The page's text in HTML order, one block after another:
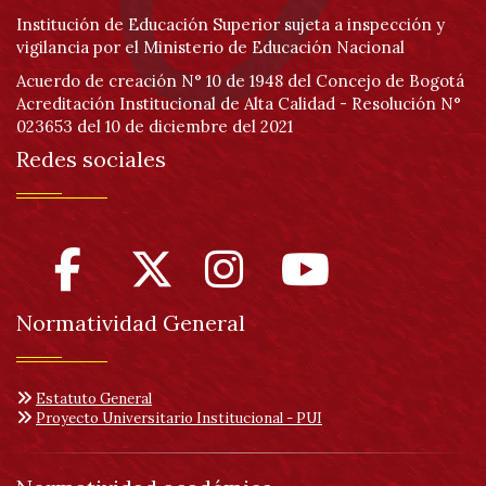
Institución de Educación Superior sujeta a inspección y
vigilancia por el Ministerio de Educación Nacional
Acuerdo de creación N° 10 de 1948 del Concejo de Bogotá
Acreditación Institucional de Alta Calidad - Resolución N°
023653 del 10 de diciembre del 2021
Redes sociales
Normatividad General
Estatuto General
Proyecto Universitario Institucional - PUI